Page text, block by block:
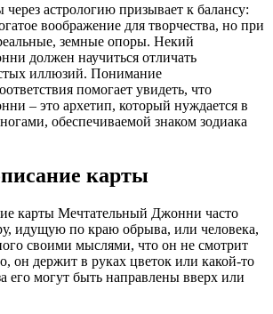
астрологию призывает к балансу:
воображение для творчества, но при
земные опоры. Некий
должен научиться отличать
иллюзий. Понимание
помогает увидеть, что
– это архетип, который нуждается в
обеспечиваемой знаком зодиака
карты
карты Мечтательный Джонни часто
идущую по краю обрыва, или человека,
своими мыслями, что он не смотрит
он держит в руках цветок или какой-то
его могут быть направлены вверх или